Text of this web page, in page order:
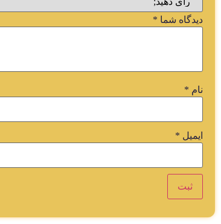
دیدگاه شما *
نام *
ایمیل *